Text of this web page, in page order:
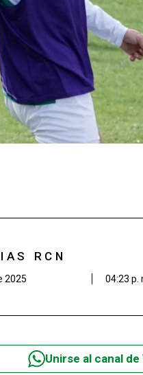
RCN
2025 04:23 p.
Unirse al canal